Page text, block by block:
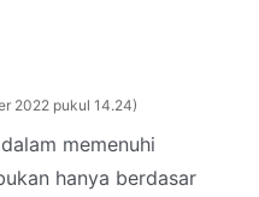
2022 pukul 14.24
memenuhi
hanya berdasar